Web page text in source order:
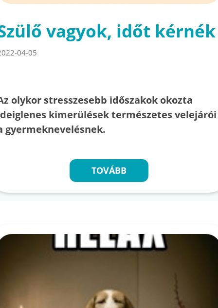
vagyok, időt kérnék
04-05
olykor stresszesebb időszakok okozta
kimerülések természetes velejárói
gyermeknevelésnek.
TOVÁBB